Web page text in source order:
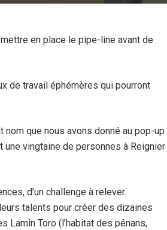
en place le pipe-line avant de
de travail éphémères qui pourront
que nous avons donné au pop-up
vingtaine de personnes à Reignier
d’un challenge à relever.
talents pour créer des dizaines
Lamin Toro (l’habitat des pénans,